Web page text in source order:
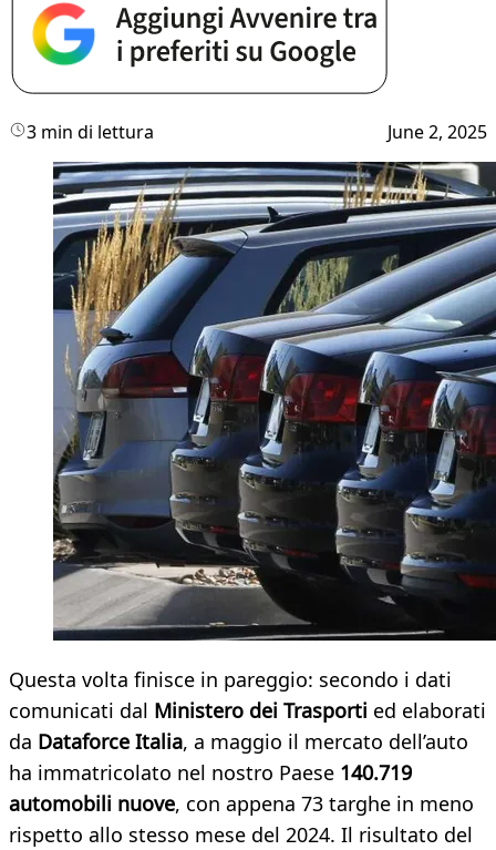
3 min di lettura June 2, 2025
Questa volta finisce in pareggio: secondo i dati
comunicati dal Ministero dei Trasporti ed elaborati
da Dataforce Italia, a maggio il mercato dell’auto
ha immatricolato nel nostro Paese 140.719
automobili nuove, con appena 73 targhe in meno
rispetto allo stesso mese del 2024. Il risultato del